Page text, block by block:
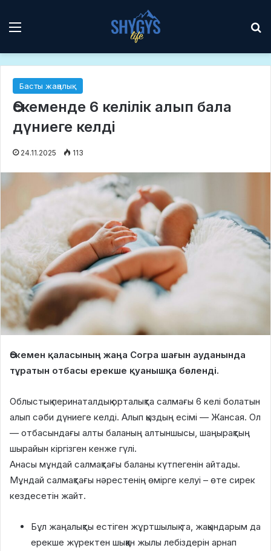
Мәзір
Басты жаңалық
Өскеменде 6 келілік алып бала
дүниеге келді
24.11.2025 113
Өскемен қаласының жаңа Согра шағын ауданында
тұратын отбасы ерекше қуанышқа бөленді.
Облыстық перинаталдық орталықта салмағы 6 келі болатын
алып сәби дүниеге келді. Алып қыздың есімі — Жансая. Ол
— отбасындағы алты баланың алтыншысы, шаңырақтың
шырайын кіргізген кенже гүлі.
Анасы мұндай салмақтағы баланы күтпегенін айтады.
Мұндай салмақтағы нәрестенің өмірге келуі – өте сирек
кездесетін жайт.
Бұл жаңалықты естіген жұртшылық та, жақындарым да
ерекше жүректен шыққан жылы лебіздерін арнап